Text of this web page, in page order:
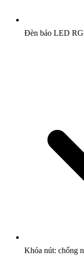
Đèn báo LED
Khóa nút: chống